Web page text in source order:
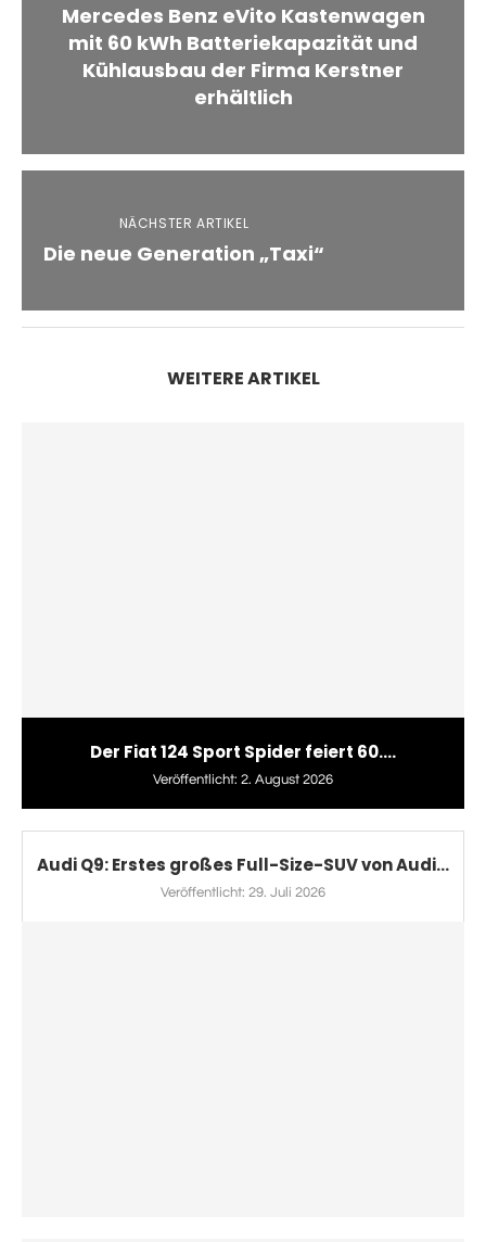
Mercedes Benz eVito Kastenwagen
mit 60 kWh Batteriekapazität und
Kühlausbau der Firma Kerstner
erhältlich
NÄCHSTER ARTIKEL
Die neue Generation „Taxi“
WEITERE ARTIKEL
Der Fiat 124 Sport Spider feiert 60....
Veröffentlicht: 2. August 2026
Audi Q9: Erstes großes Full-Size-SUV von Audi...
Veröffentlicht: 29. Juli 2026